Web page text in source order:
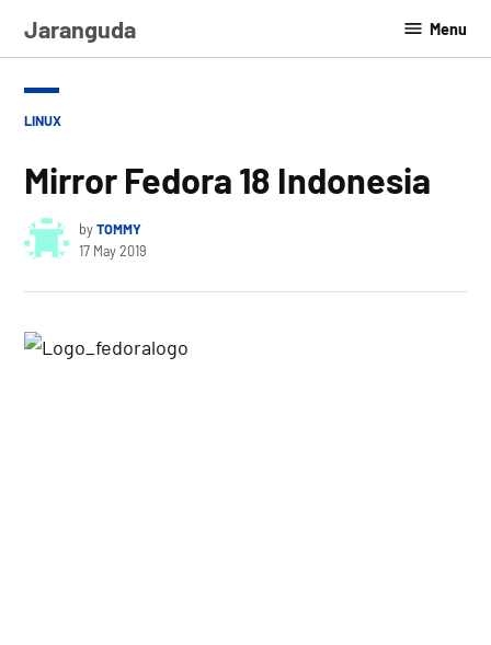
Jaranguda Menu
POSTED
LINUX
Mirror Fedora 18 Indonesia
byTOMMY
17 May 2019